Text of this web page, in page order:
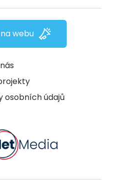
osobních údajů
webu